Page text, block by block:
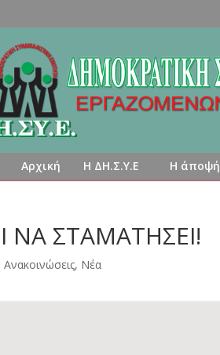
Αρχική Η ΔΗ.Σ.Υ.Ε Η
ΝΑ ΣΤΑΜΑΤΗΣΕΙ!
Ανακοινώσεις, Νέα